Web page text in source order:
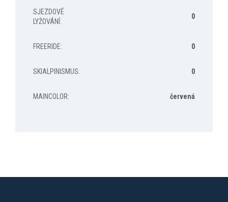
SJEZDOVÉ
LYŽOVÁNÍ :
0
FREERIDE: 0
SKIALPINISMUS: 0
MAINCOLOR: červená